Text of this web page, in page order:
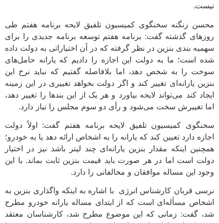
نیست.
محسن زنگنه سخنگوی کمیسیون تلفیق لایحه برنامه هفتم طی
روزهای گذشته گفت: برنامه هفتم توسعه برنامه جدیدی را برای
سهمیه بندی بنزین در نظر گرفته که در آن اختیاراتی به دولت داده
شده است؛ ما به دولت این اجازه را دادیم که یارانه حامل‌های
سوخت را به شخص دهد، اما بلافاصله گفتیم که نباید نرخ این
بنزین یارانه‌ای تغییر کند و اگر دولت بخواهد تغییری در این زمینه
ایجاد کند می‌تواند لایحه بیاورد و هر یک از این بندها را تغییر دهد،
اما تغییرش سخت می‌شود و رأی دو سوم مجلس را نیاز دارد.
سخنگوی کمیسیون تلفیق لایحه برنامه هفتم گفت: اولاً دولت
اجازه دارد تعیین کند که یارانه را به اشخاص ارائه دهد یا به خودرو؛
همچنین اینکه مقدار بنزین یارانه‌ای چند لیتر باشد نیز در اختیار
دولت است اما در هر صورت باید قیمت بنزین ثابت بماند. با این
وجود این مساله موافقان و مخالفانی را دارد.
نرسی قربان کارشناس انرژی با اشاره به اینکه واگذاری بنزین به
اشخاص مسأله‌ای است که از ابتدای مساله یارانه خودرو مطرح
شد، گفت: زمانی که این موضوع مطرح شد، کارشناسان معتقد